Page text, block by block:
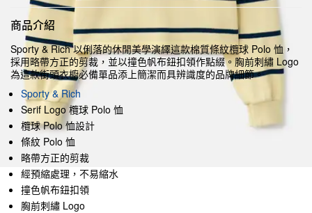
商品介紹
Sporty & Rich 以俐落的休閒美學演繹這款棉質條紋欖球 Polo 恤，
採用略帶方正的剪裁，並以撞色帆布鈕扣領作點綴。胸前刺繡 Logo
為這款街頭衣櫥必備單品添上簡潔而具辨識度的品牌細節。
Sporty & Rich
Serif Logo 欖球 Polo 恤
欖球 Polo 恤設計
條紋 Polo 恤
略帶方正的剪裁
經預縮處理，不易縮水
撞色帆布鈕扣領
胸前刺繡 Logo